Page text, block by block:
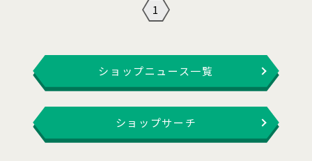
1
ショップニュース一覧
ショップサーチ